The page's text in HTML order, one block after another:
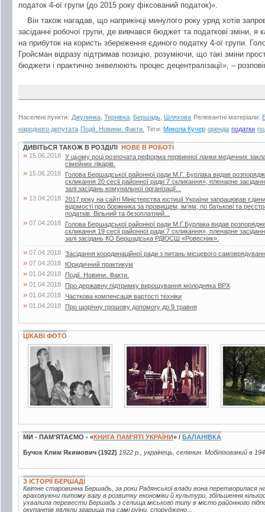
податок 4-ої групи (до 2015 року фіксований податок)».
Він також нагадав, що наприкінці минулого року уряд хотів
засіданні робочої групи, де вивчався бюджет та податкові зміни, я
на прибуток на користь збереження єдиного податку 4-ої групи.
Гройсман відразу підтримав позицію, розуміючи, що такі зміни
бюджети і практично знівелюють процес децентралізації», –
Населені пункти: Джулинка Тернівка Бершадь Шляхова Релевантні матеріали:
народного депутата Події. Новини. Факти. Теги: Микола Кучер оренда податки
ДИВІТЬСЯ ТАКОЖ В РОЗДІЛІ НОВЕ В РОБОТІ
» 15.06.2018 У цьому році розпочата реформа первинної ланки медичних
сімейних лікарів.
» 15.06.2018
Голова Бершадської районної ради М.Г. Бурлака видав
скликання 20 сесії районної ради 7 скликання», пленарне
залі засідань комунальної організації...
» 13.04.2018 2017 року на сайті Міністерства юстиції України запрацював
відомості про боржника за прізвищем, ім’ям, по батькові та
податків. Вільний та безоплатний...
» 07.04.2018
Голова Бершадської районної ради М.Г.Бурлака видав
скликання 19 сесії районної ради 7 скликання», пленарне
залі засідань КО Бершадська РДЮСШ «Ровесник».
» 07.04.2018 Засідання координаційної ради з питань місцевого
» 07.04.2018 Юридичний практикум
» 01.04.2018 Події. Новини. Факти.
» 01.04.2018 Про державну підтримку вирощування молодняка ВРХ
» 01.04.2018 Часткова компенсація вартості техніки
» 01.04.2018 Про щорічну грошову допомогу до 9 травня
ЦІКАВІ ФОТО
2 фото 18 фото 25 фото
МИ - ПАМ’ЯТАЄМО - «КНИГА ПАМ’ЯТІ УКРАЇНИ» / БАЛАНІВКА
Бучок Клим Якимович (1922) 1922 р., українець, селянин. Мобілізований в
З ІСТОРІЇ БЕРШАДІ
Квітне старовинна Бершадь, за роки Радянської влади вона перетворилася
враховуючи питому вагу в розвитку економіки й культури, збільшення
ухвалила перевести Бершадь з селища міського типу в місто районного
окупантів являли згарища та самі руїни, споруджено...